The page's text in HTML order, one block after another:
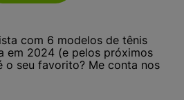
com 6 modelos de tênis
em 2024 (e pelos próximos
o seu favorito? Me conta nos